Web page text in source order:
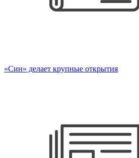
«Син» делает крупные открытия